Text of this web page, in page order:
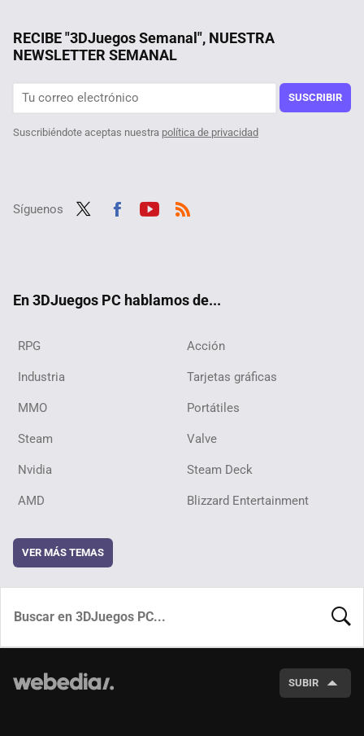
RECIBE "3DJuegos Semanal", NUESTRA
NEWSLETTER SEMANAL
SUSCRIBIR
Suscribiéndote aceptas nuestra política de privacidad
Síguenos
En 3DJuegos PC hablamos de...
RPG Acción
Industria Tarjetas gráficas
MMO Portátiles
Steam Valve
Nvidia Steam Deck
AMD Blizzard Entertainment
VER MÁS TEMAS
SUBIR